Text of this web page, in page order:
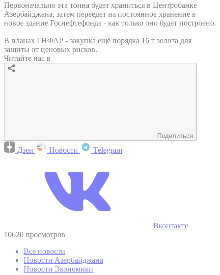
Первоначально эта тонна будет храниться в Центробанке
Азербайджана, затем переедет на постоянное хранение в
новое здание Госнефтефонда - как только оно будет построено.
В планах ГНФАР - закупка ещё порядка 16 т золота для
защиты от ценовых рисков.
Читайте нас в
Поделиться
Дзен Новости Telegram
Вконтакте
10620 просмотров
Все новости
Новости Азербайджана
Новости Экономики